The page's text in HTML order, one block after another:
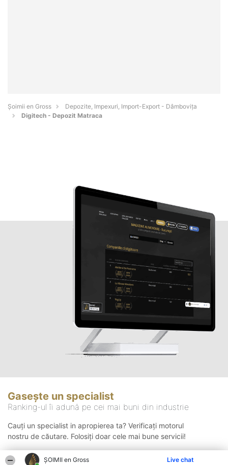
ȘOIMII en Gross Live chat
Șoimii en Gross
Depozite, Impexuri, Import-Export - Dâmboviţa
Digitech - Depozit Matraca
Gasește un specialist
Ranking-ul îi adună pe cei mai buni din industrie
Cauți un specialist in apropierea ta? Verificați motorul
nostru de căutare. Folosiți doar cele mai bune servicii!